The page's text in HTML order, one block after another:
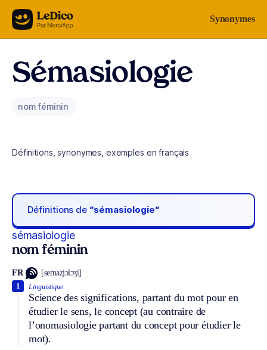
Aller au contenu Synonymes
Sémasiologie
nom féminin
Définitions, synonymes, exemples en français
Définitions de “sémasiologie“
sémasiologie
nom féminin
FR [semazjɔlɔʒi]
Linguistique.
Science des significations, partant du mot pour en
étudier le sens, le concept (au contraire de
l’onomasiologie partant du concept pour étudier le
mot).
1